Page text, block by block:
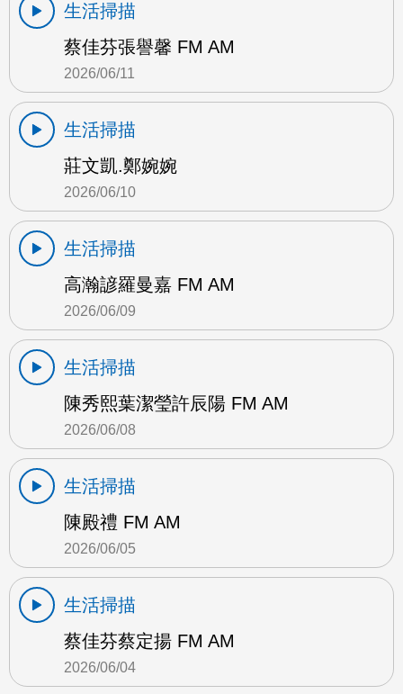
生活掃描
蔡佳芬張譽馨 FM AM
2026/06/11
生活掃描
莊文凱.鄭婉婉
2026/06/10
生活掃描
高瀚諺羅曼嘉 FM AM
2026/06/09
生活掃描
陳秀熙葉潔瑩許辰陽 FM AM
2026/06/08
生活掃描
陳殿禮 FM AM
2026/06/05
生活掃描
蔡佳芬蔡定揚 FM AM
2026/06/04